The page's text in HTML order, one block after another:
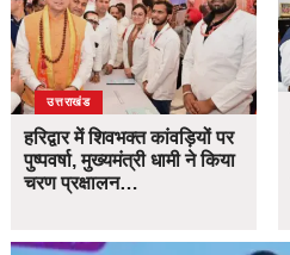
उत्तराखंड
हरिद्वार में शिवभक्त कांवड़ियों पर
पुष्पवर्षा, मुख्यमंत्री धामी ने किया
चरण प्रक्षालन…